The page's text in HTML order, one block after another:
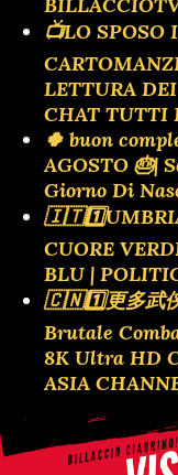
📺LO
LETTURA
CHAT TUTTI
🍀 buon
AGOSTO 🎂|
Giorno Di
CUORE
BLU |
🇨🇳1️⃣更多武
Brutale
8K Ultra HD
ASIA